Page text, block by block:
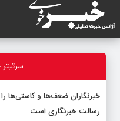
خبرنگاران ضعف‌ها و کاستی‌ها را
رسالت خبرنگاری است